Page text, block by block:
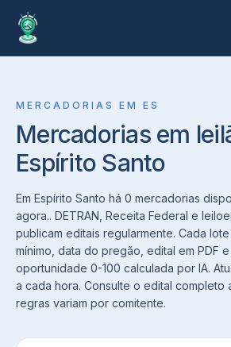
MERCADORIAS EM ES
Mercadorias em
Espírito Santo
Em Espírito Santo há 0 mercadorias
agora.. DETRAN, Receita Federal e
publicam editais regularmente. Cada
mínimo, data do pregão, edital em PDF
oportunidade 0-100 calculada por IA.
a cada hora. Consulte o edital
regras variam por comitente.